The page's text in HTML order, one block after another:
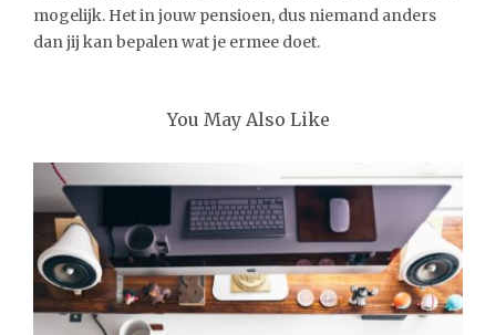
mogelijk. Het in jouw pensioen, dus niemand anders
dan jij kan bepalen wat je ermee doet.
You May Also Like